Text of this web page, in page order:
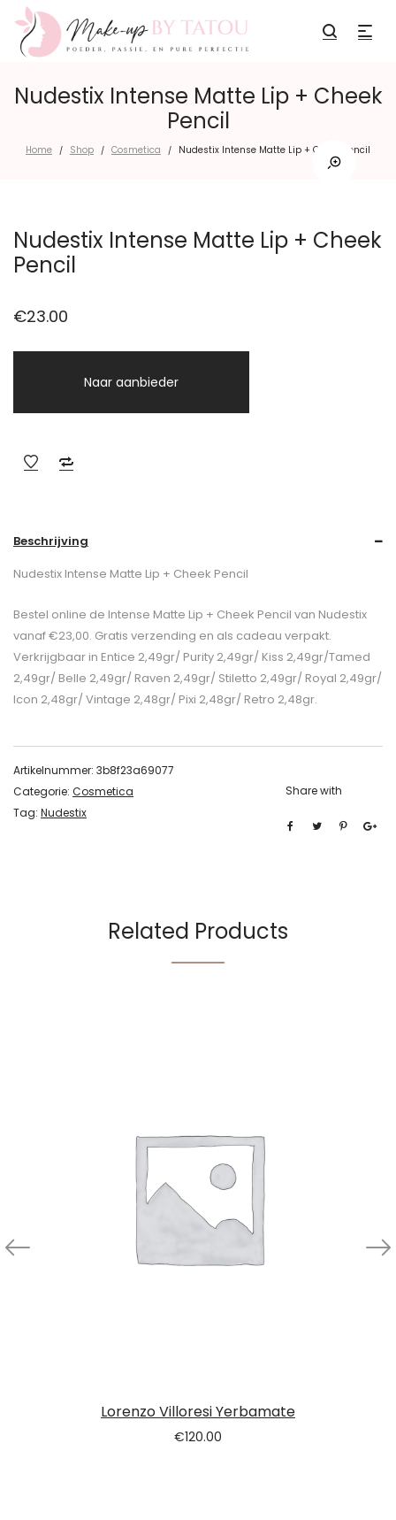
Nudestix Intense Matte Lip + Cheek
Pencil
Home / Shop / Cosmetica / Nudestix Intense Matte Lip + Cheek Pencil
Nudestix Intense Matte Lip + Cheek
Pencil
€23.00
Naar aanbieder
Beschrijving
Nudestix Intense Matte Lip + Cheek Pencil
Bestel online de Intense Matte Lip + Cheek Pencil van Nudestix
vanaf €23,00. Gratis verzending en als cadeau verpakt.
Verkrijgbaar in Entice 2,49gr/ Purity 2,49gr/ Kiss 2,49gr/Tamed
2,49gr/ Belle 2,49gr/ Raven 2,49gr/ Stiletto 2,49gr/ Royal 2,49gr/
Icon 2,48gr/ Vintage 2,48gr/ Pixi 2,48gr/ Retro 2,48gr.
Artikelnummer: 3b8f23a69077
Categorie: Cosmetica
Tag: Nudestix
Share with
Related Products
Lorenzo Villoresi Yerbamate
€120.00